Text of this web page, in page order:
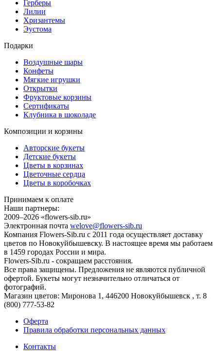
Герберы
Лилии
Хризантемы
Эустома
Подарки
Воздушные шары
Конфеты
Мягкие игрушки
Открытки
Фруктовые корзины
Сертификаты
Клубника в шоколаде
Композиции и корзины
Авторские букеты
Детские букеты
Цветы в корзинах
Цветочные сердца
Цветы в коробочках
Принимаем к оплате
Наши партнеры:
2009–2026 «flowers-sib.ru»
Электронная почта welove@flowers-sib.ru
Компания Flowers-Sib.ru с 2011 года осуществляет доставку
цветов по Новокуйбышевску. В настоящее время мы работаем
в 1459 городах России и мира.
Flowers-Sib.ru - сокращаем расстояния.
Все права защищены. Предложения не являются публичной
офертой. Букеты могут незначительно отличаться от
фотографий.
Магазин цветов: Миронова 1, 446200 Новокуйбышевск , т. 8
(800) 777-53-82
Оферта
Правила обработки персональных данных
Контакты